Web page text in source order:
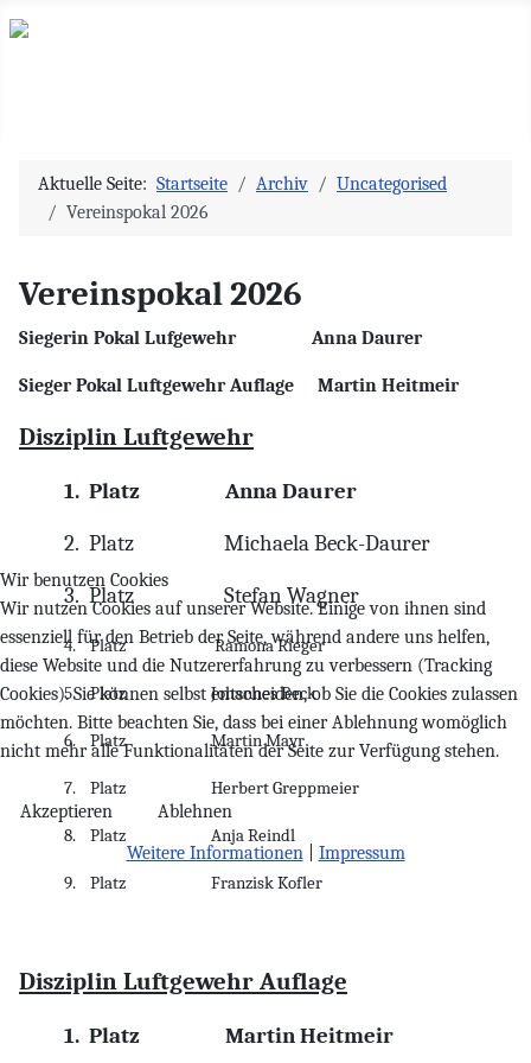
Aktuelle Seite: Startseite Archiv
Uncategorised
Vereinspokal 2026
Vereinspokal 2026
Siegerin Pokal Lufgewehr Anna Daurer
Sieger Pokal Luftgewehr Auflage Martin Heitmeir
Disziplin Luftgewehr
1. Platz
Anna Daurer
2. Platz
Michaela Beck-Daurer
3. Platz Stefan Wagner
4. Platz Ramona Rieger
5. Platz Johannes Beck
6. Platz Martin Mayr
7. Platz Herbert Greppmeier
8. Platz Anja Reindl
9. Platz Franzisk Kofler
Disziplin Luftgewehr Auflage
1. Platz Martin Heitmeir
Wir benutzen Cookies
Wir nutzen Cookies auf unserer Website. Einige von ihnen sind
essenziell für den Betrieb der Seite, während andere uns helfen,
diese Website und die Nutzererfahrung zu verbessern (Tracking
Cookies). Sie können selbst entscheiden, ob Sie die Cookies zulassen
möchten. Bitte beachten Sie, dass bei einer Ablehnung womöglich
nicht mehr alle Funktionalitäten der Seite zur Verfügung stehen.
Akzeptieren
Ablehnen
Weitere Informationen
Impressum